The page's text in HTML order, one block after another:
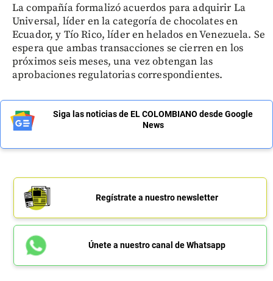
La compañía formalizó acuerdos para adquirir La
Universal, líder en la categoría de chocolates en
Ecuador, y Tío Rico, líder en helados en Venezuela. Se
espera que ambas transacciones se cierren en los
próximos seis meses, una vez obtengan las
aprobaciones regulatorias correspondientes.
Siga las noticias de EL COLOMBIANO desde Google
News
Regístrate a nuestro newsletter
Únete a nuestro canal de Whatsapp